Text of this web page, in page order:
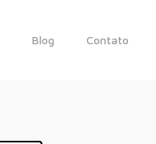
Blog Contato